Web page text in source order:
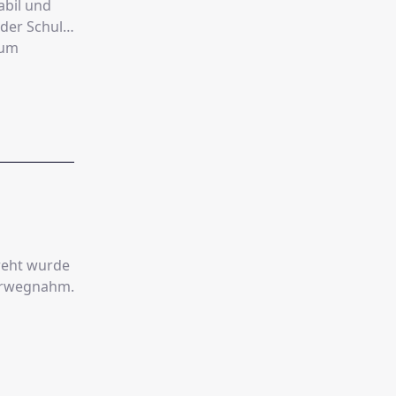
und
Schule
wurde